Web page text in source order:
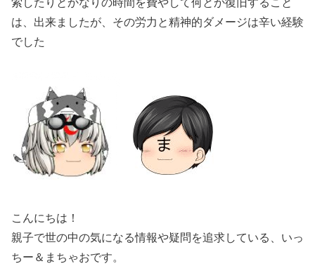
は、出来ましたが、その労力と精神的ダメージは辛い経験
でした
こんにちは！
親子で世の中の気になる情報や疑問を追求している、いっ
ちー＆まちゃおです。